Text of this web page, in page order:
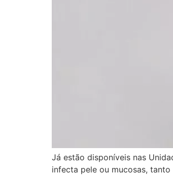
Já estão disponíveis nas
infecta pele ou mucosas,